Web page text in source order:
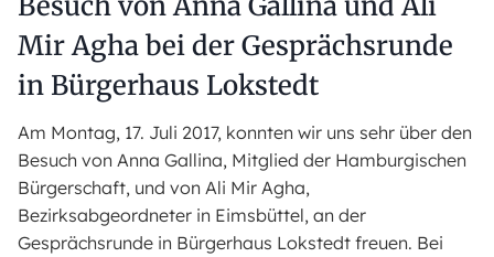
Mir Agha bei der Gesprächsrunde
in Bürgerhaus Lokstedt
Am Montag, 17. Juli 2017, konnten wir uns sehr über den
Besuch von Anna Gallina, Mitglied der Hamburgischen
Bürgerschaft, und von Ali Mir Agha,
Bezirksabgeordneter in Eimsbüttel, an der
Gesprächsrunde in Bürgerhaus Lokstedt freuen. Bei